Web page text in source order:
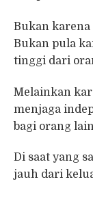
Bukan
Bukan pula
tinggi dari
Melainkan
menjaga
bagi orang
Di saat yang
jauh dari